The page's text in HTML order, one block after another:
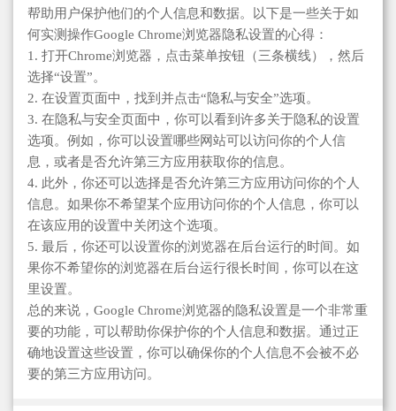
帮助用户保护他们的个人信息和数据。以下是一些关于如
何实测操作Google Chrome浏览器隐私设置的心得：
1. 打开Chrome浏览器，点击菜单按钮（三条横线），然后
选择“设置”。
2. 在设置页面中，找到并点击“隐私与安全”选项。
3. 在隐私与安全页面中，你可以看到许多关于隐私的设置
选项。例如，你可以设置哪些网站可以访问你的个人信
息，或者是否允许第三方应用获取你的信息。
4. 此外，你还可以选择是否允许第三方应用访问你的个人
信息。如果你不希望某个应用访问你的个人信息，你可以
在该应用的设置中关闭这个选项。
5. 最后，你还可以设置你的浏览器在后台运行的时间。如
果你不希望你的浏览器在后台运行很长时间，你可以在这
里设置。
总的来说，Google Chrome浏览器的隐私设置是一个非常重
要的功能，可以帮助你保护你的个人信息和数据。通过正
确地设置这些设置，你可以确保你的个人信息不会被不必
要的第三方应用访问。